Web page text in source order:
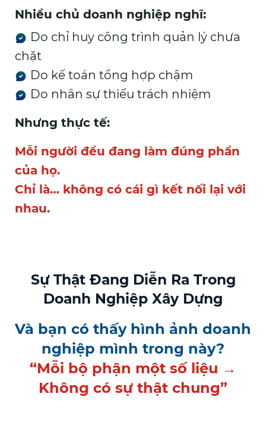
Nhiều chủ doanh nghiệp nghĩ:
Do chỉ huy công trình quản lý chưa
chặt
Do kế toán tổng hợp chậm
Do nhân sự thiếu trách nhiệm
Nhưng thực tế:
Mỗi người đều đang làm đúng phần
của họ.
Chỉ là… không có cái gì kết nối lại với
nhau.
Sự Thật Đang Diễn Ra Trong
Doanh Nghiệp Xây Dựng
Và bạn có thấy hình ảnh doanh
nghiệp mình trong này?
“Mỗi bộ phận một số liệu →
Không có sự thật chung”